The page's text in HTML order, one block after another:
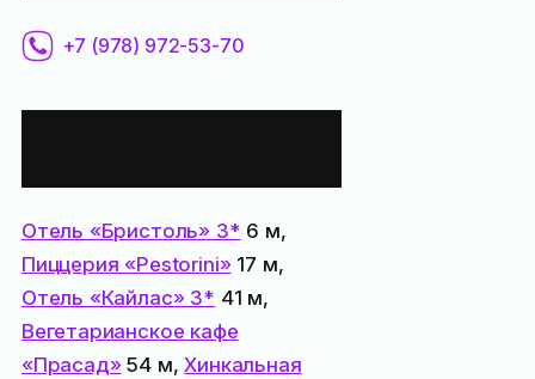
+7 (978) 972-53-70
Отель «Бристоль» 3* 6 м,
Пиццерия «Pestorini»17 м,
Отель «Кайлас» 3* 41 м,
Вегетарианское кафе
«Прасад»54 м,Хинкальная